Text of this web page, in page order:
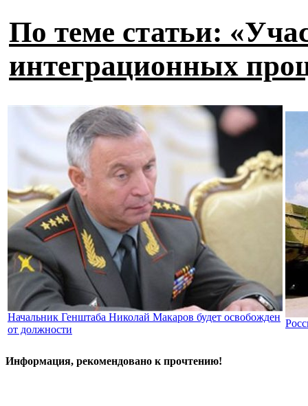
По теме статьи:
интеграционных
Начальник Генштаба Николай Макаров будет освобожден
от должности
Информация, рекомендовано к прочтению!